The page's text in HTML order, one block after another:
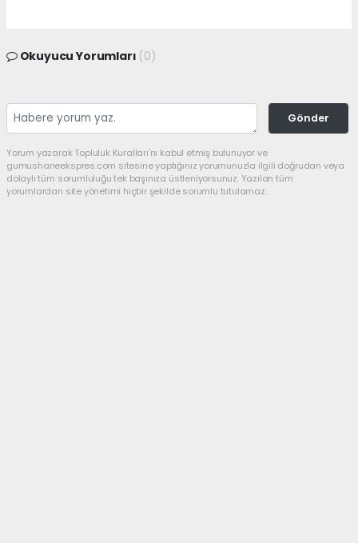
Okuyucu Yorumları (0)
Gönder
Yorum yazarak Topluluk Kuralları’nı kabul etmiş bulunuyor ve
gumushaneekspres.com sitesine yaptığınız yorumunuzla ilgili doğrudan veya
dolaylı tüm sorumluluğu tek başınıza üstleniyorsunuz. Yazılan tüm
yorumlardan site yönetimi hiçbir şekilde sorumlu tutulamaz.